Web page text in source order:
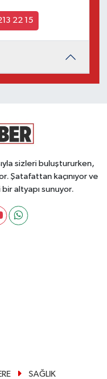
22 15
sizleri buluştururken,
Şatafattan kaçınıyor ve
altyapı sunuyor.
SAĞLIK